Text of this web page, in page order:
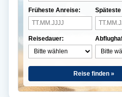
Früheste Anreise:
Reisedauer:
Reise finden »